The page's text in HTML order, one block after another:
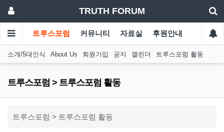
TRUTH FORUM
트루스포럼 커뮤니티 자료실 후원안내
소개/5대인식 About Us 회원가입 공지 캘린더 트루스포럼 활동
트루스포럼 > 트루스포럼 활동
트루스포럼 > 트루스포럼 활동